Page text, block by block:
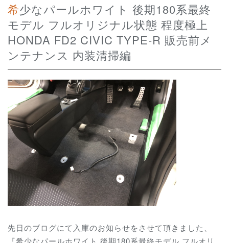
希少なパールホワイト 後期180系最終
モデル フルオリジナル状態 程度極上
HONDA FD2 CIVIC TYPE-R 販売前メ
ンテナンス 内装清掃編
先日のブログにて入庫のお知らせをさせて頂きました、